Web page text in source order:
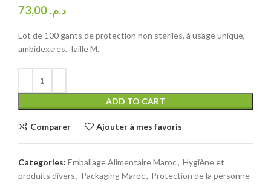
د.م.
Lot de 100 gants de protection non stériles, à usage unique,
ambidextres. Taille M.
ADD TO CART
Comparer Ajouter à mes favoris
Categories: Emballage Alimentaire Maroc, Hygiène et
produits divers, Packaging Maroc, Protection de la personne